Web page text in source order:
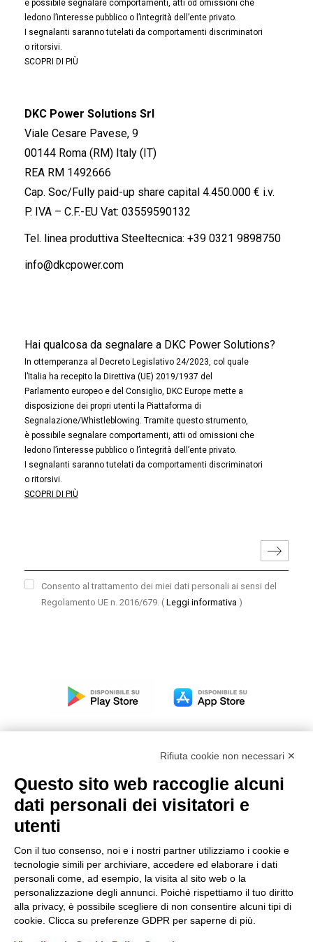
è possibile segnalare comportamenti, atti od omissioni che
ledono l’interesse pubblico o l’integrità dell’ente privato.
I segnalanti saranno tutelati da comportamenti discriminatori
o ritorsivi.
SCOPRI DI PIÙ
DKC Power Solutions Srl
Viale Cesare Pavese, 9
00144 Roma (RM) Italy (IT)
REA RM 1492666
Cap. Soc/Fully paid-up share capital 4.450.000 € i.v.
P. IVA – C.F.-EU Vat: 03559590132
Tel. linea produttiva Steeltecnica: +39 0321 9898750
info@dkcpower.com
Hai qualcosa da segnalare a DKC Power Solutions?
In ottemperanza al Decreto Legislativo 24/2023, col quale
l’Italia ha recepito la Direttiva (UE) 2019/1937 del
Parlamento europeo e del Consiglio, DKC Europe mette a
disposizione dei propri utenti la Piattaforma di
Segnalazione/Whistleblowing. Tramite questo strumento,
è possibile segnalare comportamenti, atti od omissioni che
ledono l’interesse pubblico o l’integrità dell’ente privato.
I segnalanti saranno tutelati da comportamenti discriminatori
o ritorsivi.
SCOPRI DI PIÙ
Consento al trattamento dei miei dati personali ai sensi del
Regolamento UE n. 2016/679. ( Leggi informativa )
Modello organizzativo, gestione e controllo – D. lgs.
231/2001
Condizioni generali di vendita DKC Power Solutions
Condizioni generali di acquisto
Codice etico
Rifiuta cookie non necessari ✕
Questo sito web raccoglie alcuni
dati personali dei visitatori e
utenti
Con il tuo consenso, noi e i nostri partner utilizziamo i cookie e
tecnologie simili per archiviare, accedere ed elaborare i dati
personali come, ad esempio, la visita al sito web o la
personalizzazione degli annunci. Poiché rispettiamo il tuo diritto
alla privacy, è possibile scegliere di non consentire alcuni tipi di
cookie. Clicca su preferenze GDPR per saperne di più.